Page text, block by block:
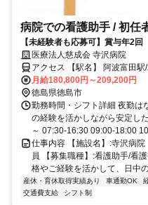
病院での看護助手 / 初任
【未経験者も応募可】賞与年2
医療法人慈成会 寺沢病院
アクセス 【駅名】 阿波富田
月給180,800円～209,200円
徳島県徳島市
勤務時間・シフト詳細 夜勤は
の経験を活かしながら安定し
～ 07:30-16:30 09:00-18:00
仕事内容 【施設名】:寺沢病
員 【募集職種】:看護助手/看
格やご経験を活かして、日中
産休・育休取得実績あり 車通勤OK
交通費支給
シフト制